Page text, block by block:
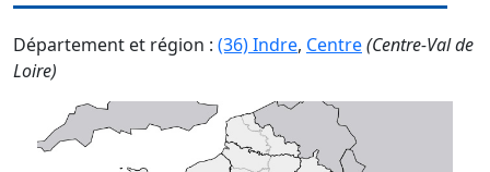
Département et région : (36) Indre, Centre(Centre-Val de
Loire)